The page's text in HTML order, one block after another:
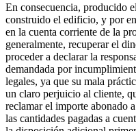
En consecuencia, producido
construido el edificio, y por
en la cuenta corriente de la
generalmente, recuperar el
proceder a declarar la
demandada por
legales, ya que su mala
un claro perjuicio al cliente,
reclamar el importe abonado
las cantidades pagadas a